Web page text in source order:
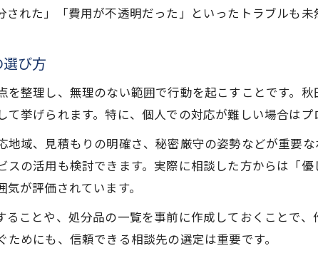
口コミ評価を参考にしたごみ屋敷業者選び
分割払いOKのごみ屋敷業者で費用負担を軽
ごみ屋敷片付けで安心できる料金支払いの
急なごみ屋敷対応も分割払いで無理なく依
ごみ屋敷整理に役立つ現金買取サービス活
トラブル回避に繋がる見積もりと支払いの注
口コミ評価も参考にしたごみ屋敷片付け術
ごみ屋敷片付けの口コミ評価で業者を賢く選
れた」「費用が不透明だった」といったトラブルも未
び方
を整理し、無理のない範囲で行動を起こすことです。
挙げられます。特に、個人での対応が難しい場合はプ
域、見積もりの明確さ、秘密厳守の姿勢などが重要
の活用も検討できます。実際に相談した方からは「
が評価されています。
ことや、処分品の一覧を事前に作成しておくことで
めにも、信頼できる相談先の選定は重要です。